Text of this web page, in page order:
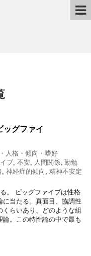
グファイ
人格・傾向・嗜好
ブ 不安 人間関係 勤勉
神経症的傾向
精神不安定
。 ビッグファイブは性格
当たる。真面目、協調性
らいあり、どのような組
。この特性論の中で最も